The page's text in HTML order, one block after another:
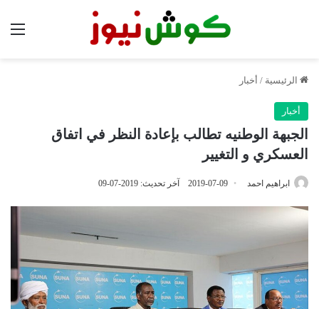
الرئيسية / أخبار
أخبار
الجبهة الوطنيه تطالب بإعادة النظر في اتفاق
العسكري و التغيير
ابراهيم احمد 2019-07-09 آخر تحديث: 2019-07-09